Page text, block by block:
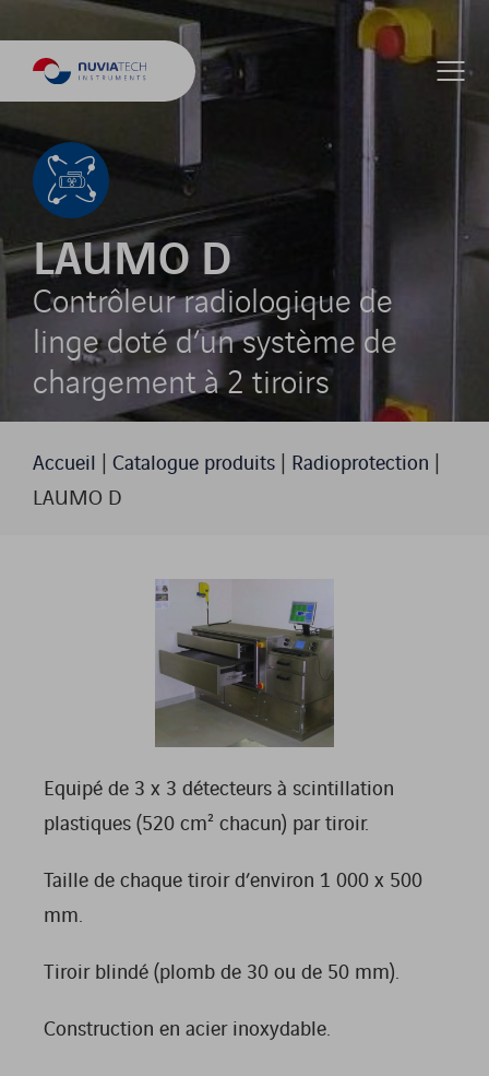
LAUMO D
Contrôleur radiologique de
linge doté d’un système de
chargement à 2 tiroirs
Accueil | Catalogue produits | Radioprotection |
LAUMO D
Equipé de 3 x 3 détecteurs à scintillation
plastiques (520 cm² chacun) par tiroir.
Taille de chaque tiroir d’environ 1 000 x 500
mm.
Tiroir blindé (plomb de 30 ou de 50 mm).
Construction en acier inoxydable.